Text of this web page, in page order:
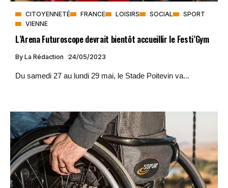
CITOYENNETÉ FRANCE LOISIRS SOCIAL
SPORT
VIENNE
L’Arena Futuroscope devrait bientôt accueillir le Festi’Gym
By La Rédaction 24/05/2023
Du samedi 27 au lundi 29 mai, le Stade Poitevin va...